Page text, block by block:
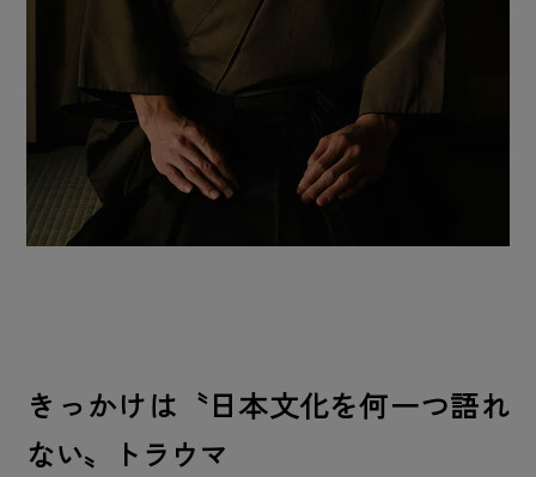
きっかけは〝日本文化を何一つ語れ
ない〟トラウマ